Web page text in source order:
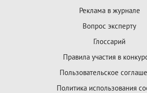
Реклама в журнале
Вопрос эксперту
Глоссарий
Правила участия в
Пользовательское
Политика использования